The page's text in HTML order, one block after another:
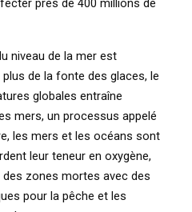
près de 400 millions de
niveau de la mer est
de la fonte des glaces, le
globales entraîne
mers, un processus appelé
les mers et les océans sont
leur teneur en oxygène,
zones mortes avec des
pour la pêche et les